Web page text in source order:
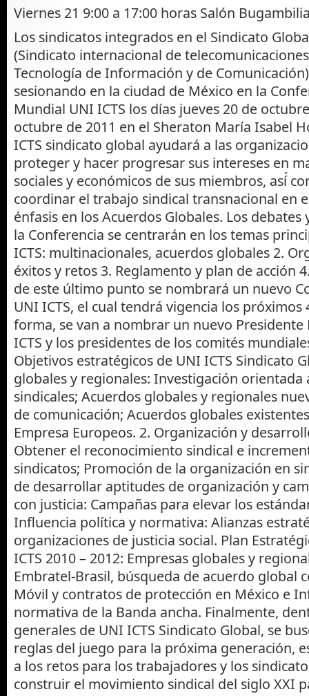
Viernes 21 9:00 a 17:00 horas Salón
Los sindicatos integrados en el Sindicato
(Sindicato internacional de
Tecnología de Información y de
sesionando en la ciudad de México en la
Mundial UNI ICTS los días jueves 20 de
octubre de 2011 en el Sheraton María Isabel
ICTS sindicato global ayudará a las
proteger y hacer progresar sus intereses en
sociales y económicos de sus miembros, así́
coordinar el trabajo sindical transnacional en
énfasis en los Acuerdos Globales. Los debates
la Conferencia se centrarán en los temas
ICTS: multinacionales, acuerdos globales 2.
éxitos y retos 3. Reglamento y plan de acción
de este último punto se nombrará un nuevo
UNI ICTS, el cual tendrá vigencia los próximos
forma, se van a nombrar un nuevo
ICTS y los presidentes de los comités
Objetivos estratégicos de UNI ICTS Sindicato
globales y regionales: Investigación orientada
sindicales; Acuerdos globales y regionales
de comunicación; Acuerdos globales
Empresa Europeos. 2. Organización y
Obtener el reconocimiento sindical e
sindicatos; Promoción de la organización en
de desarrollar aptitudes de organización y
con justicia: Campañas para elevar los
Influencia política y normativa: Alianzas
organizaciones de justicia social. Plan
ICTS 2010 – 2012: Empresas globales y
Embratel-Brasil, búsqueda de acuerdo global
Móvil y contratos de protección en México e
normativa de la Banda ancha. Finalmente,
generales de UNI ICTS Sindicato Global, se
reglas del juego para la próxima generación,
a los retos para los trabajadores y los
construir el movimiento sindical del siglo XXI